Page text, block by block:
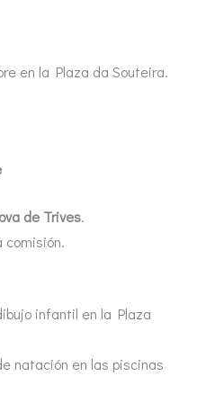
en la Plaza da Souteira.
de Trives.
comisión.
infantil en la Plaza
natación en las piscinas